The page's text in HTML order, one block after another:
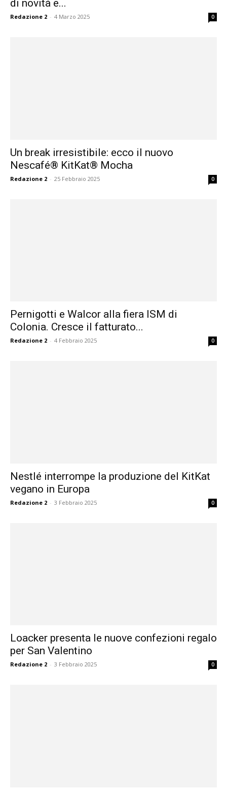
di novità e...
Redazione 2 - 4 Marzo 2025 0
Un break irresistibile: ecco il nuovo
Nescafé® KitKat® Mocha
Redazione 2 - 25 Febbraio 2025 0
Pernigotti e Walcor alla fiera ISM di
Colonia. Cresce il fatturato...
Redazione 2 - 4 Febbraio 2025 0
Nestlé interrompe la produzione del KitKat
vegano in Europa
Redazione 2 - 3 Febbraio 2025 0
Loacker presenta le nuove confezioni regalo
per San Valentino
Redazione 2 - 3 Febbraio 2025 0